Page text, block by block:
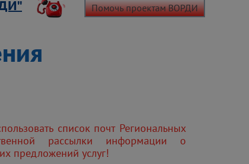
Помочь проектам ВОРДИ
список почт Региональных
рассылки информации о
предложений услуг!